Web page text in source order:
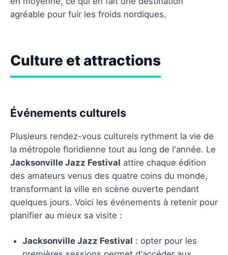
agréable pour fuir les froids nordiques.
Culture et attractions
Événements culturels
Plusieurs rendez-vous culturels rythment la vie de
la métropole floridienne tout au long de l'année. Le
Jacksonville Jazz Festival attire chaque édition
des amateurs venus des quatre coins du monde,
transformant la ville en scène ouverte pendant
quelques jours. Voici les événements à retenir pour
planifier au mieux sa visite :
Jacksonville Jazz Festival : opter pour les